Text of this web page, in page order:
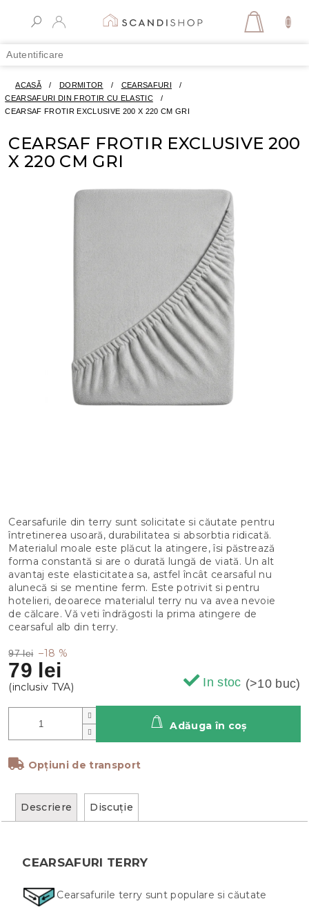
conținut
Autentificare
COŞ
ACASĂ / DORMITOR / CEARSAFURI
/
CEARSAFURI DIN FROTIR CU ELASTIC
/
CEARSAF FROTIR EXCLUSIVE 200 X 220 CM GRI
CEARSAF FROTIR EXCLUSIVE 200
X 220 CM GRI
97 lei –18 %
79 lei
In stoc (>10 buc)
Opțiuni de transport
Adăuga în coş
Cearsafurile din terry sunt solicitate si căutate pentru
întretinerea usoară, durabilitatea si absorbtia ridicată.
Materialul moale este plăcut la atingere, îsi păstrează
forma constantă si are o durată lungă de viată. Un alt
avantaj este elasticitatea sa, astfel încât cearsaful nu
alunecă si se mentine ferm. Este potrivit si pentru
hotelieri, deoarece materialul terry nu va avea nevoie
de călcare. Vă veti îndrăgosti la prima atingere de
cearsaful alb din terry.
Descriere Discuţie
CEARSAFURI TERRY
Cearsafurile terry sunt populare si căutate